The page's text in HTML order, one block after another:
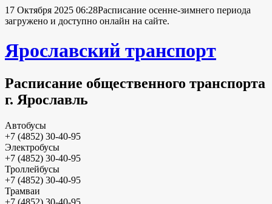
17 Октября 2025 06:28Расписание осенне-зимнего периода
загружено и доступно онлайн на сайте.
Ярославский транспорт
Расписание общественного транспорта
г. Ярославль
Автобусы
+7 (4852) 30-40-95
Электробусы
+7 (4852) 30-40-95
Троллейбусы
+7 (4852) 30-40-95
Трамваи
+7 (4852) 30-40-95